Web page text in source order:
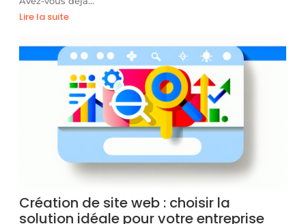
Lire la suite
Création de site web : choisir la
solution idéale pour votre entreprise